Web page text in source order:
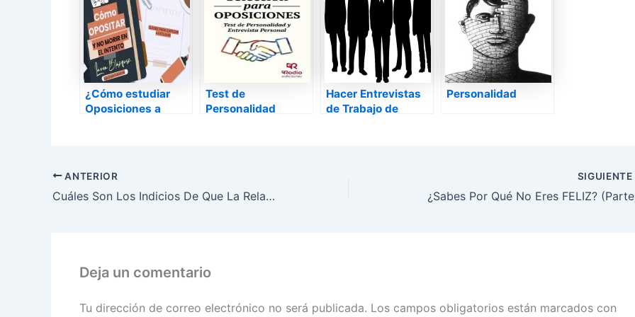
¿Cómo estudiar
Oposiciones a
Test de
Personalidad
Hacer Entrevistas
de Trabajo de
Personalidad
ANTERIOR
Cuáles Son Los Indicios De Que La Relación Ha Terminado?
SIGUIENTE
¿Sabes Por Qué No Eres FELIZ?
Deja un comentario
Tu dirección de correo electrónico no será publicada. Los campos obligatorios están marcados con